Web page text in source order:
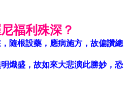
福利殊深？
隨根設藥，應病施方，故偏讚總
熾盛，故如來大悲演此勝妙，恐